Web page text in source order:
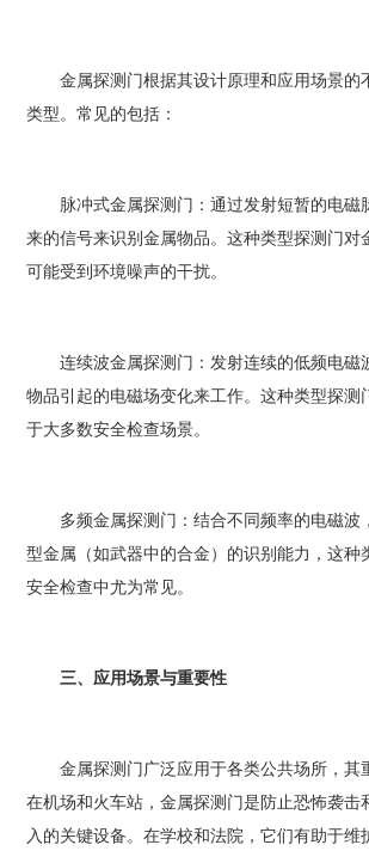
金属探测门根据其设计原理和应用场景的
类型。常见的包括：
脉冲式金属探测门：通过发射短暂的电磁
来的信号来识别金属物品。这种类型探测门对
可能受到环境噪声的干扰。
连续波金属探测门：发射连续的低频电磁
物品引起的电磁场变化来工作。这种类型探测
于大多数安全检查场景。
多频金属探测门：结合不同频率的电磁波
型金属（如武器中的合金）的识别能力，这种
安全检查中尤为常见。
三、应用场景与重要性
金属探测门广泛应用于各类公共场所，其
在机场和火车站，金属探测门是防止恐怖袭击
入的关键设备。在学校和法院，它们有助于维